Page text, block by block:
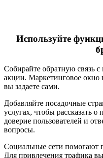
Используйте
Собирайте обратную связь с
акции. Маркетинговое
вы задаете сами.
Добавляйте посадочные
услугах, чтобы рассказать
доверие пользователей и
вопросы.
Социальные сети помогают
Для привлечения трафика